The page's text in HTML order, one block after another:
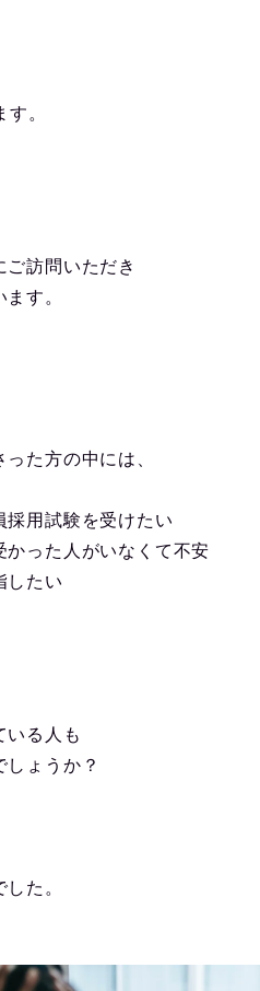
す。
ご訪問いただき
す。
た方の中には、
採用試験を受けたい
かった人がいなくて不安
したい
いる人も
しょうか？
した。